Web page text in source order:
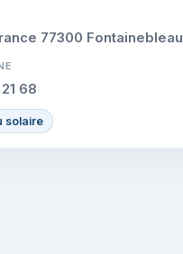
77300 Fontainebleau
68
solaire